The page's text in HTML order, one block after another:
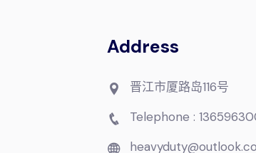
Address
晋江市厦路岛116号
Telephone :